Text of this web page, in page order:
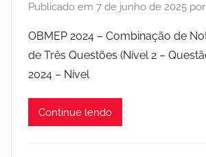
Publicado em 7 de junho de 2025 por
OBMEP 2024 – Combinação de
de Três Questões (Nível 2 –
2024 – Nível
Continue lendo